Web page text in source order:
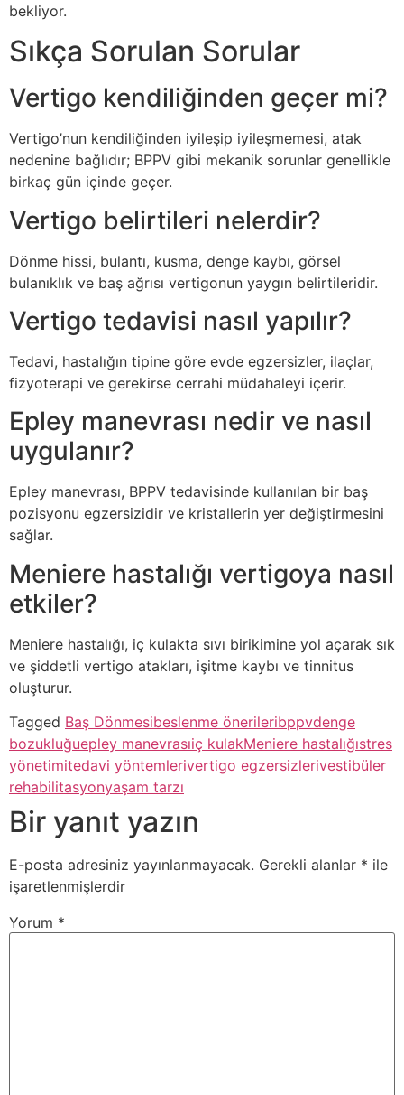
bekliyor.
Sıkça Sorulan Sorular
Vertigo kendiliğinden geçer mi?
Vertigo’nun kendiliğinden iyileşip iyileşmemesi, atak
nedenine bağlıdır; BPPV gibi mekanik sorunlar genellikle
birkaç gün içinde geçer.
Vertigo belirtileri nelerdir?
Dönme hissi, bulantı, kusma, denge kaybı, görsel
bulanıklık ve baş ağrısı vertigonun yaygın belirtileridir.
Vertigo tedavisi nasıl yapılır?
Tedavi, hastalığın tipine göre evde egzersizler, ilaçlar,
fizyoterapi ve gerekirse cerrahi müdahaleyi içerir.
Epley manevrası nedir ve nasıl
uygulanır?
Epley manevrası, BPPV tedavisinde kullanılan bir baş
pozisyonu egzersizidir ve kristallerin yer değiştirmesini
sağlar.
Meniere hastalığı vertigoya nasıl
etkiler?
Meniere hastalığı, iç kulakta sıvı birikimine yol açarak sık
ve şiddetli vertigo atakları, işitme kaybı ve tinnitus
oluşturur.
Tagged Baş Dönmesibeslenme önerileribppvdenge
bozukluğuepley manevrasıiç kulakMeniere hastalığıstres
yönetimitedavi yöntemlerivertigo egzersizlerivestibüler
rehabilitasyonyaşam tarzı
Bir yanıt yazın
E-posta adresiniz yayınlanmayacak. Gerekli alanlar * ile
işaretlenmişlerdir
Yorum *